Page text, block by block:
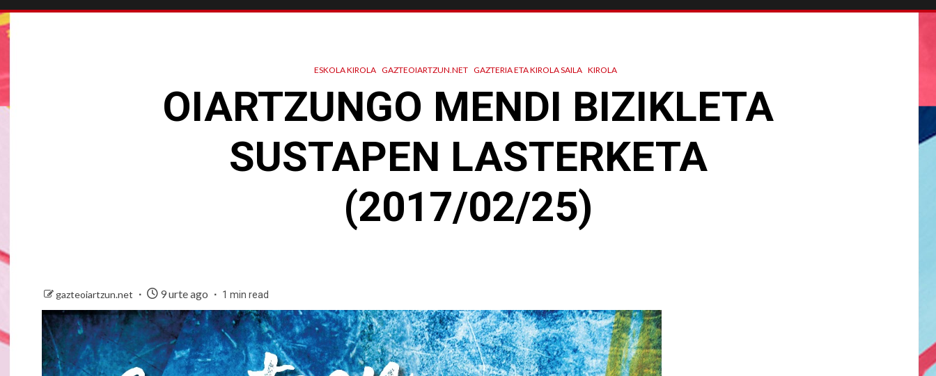
ESKOLA KIROLA GAZTEOIARTZUN.NET GAZTERIA ETA KIROLA SAILA KIROLA
OIARTZUNGO MENDI BIZIKLETA
SUSTAPEN LASTERKETA
(2017/02/25)
gazteoiartzun.net 9 urte ago 1 min read